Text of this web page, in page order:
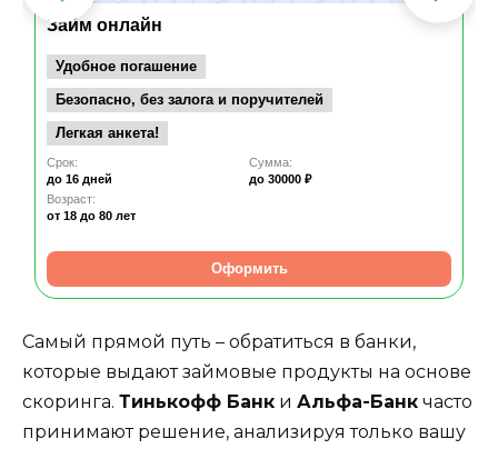
Займ онлайн
Удобное погашение
Безопасно, без залога и поручителей
Легкая анкета!
Срок:
до 16 дней
Сумма:
до 30000 ₽
Возраст:
от 18 до 80 лет
Оформить
Самый прямой путь – обратиться в банки,
которые выдают займовые продукты на основе
скоринга. Тинькофф Банк и Альфа-Банк часто
принимают решение, анализируя только вашу